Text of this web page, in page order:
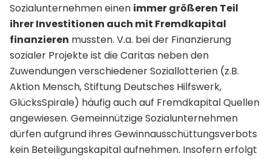
Sozialunternehmen einen immer größeren Teil
ihrer Investitionen auch mit Fremdkapital
finanzieren mussten. V.a. bei der Finanzierung
sozialer Projekte ist die Caritas neben den
Zuwendungen verschiedener Soziallotterien (z.B.
Aktion Mensch, Stiftung Deutsches Hilfswerk,
GlücksSpirale) häufig auch auf Fremdkapital Quellen
angewiesen. Gemeinnützige Sozialunternehmen
dürfen aufgrund ihres Gewinnausschüttungsverbots
kein Beteiligungskapital aufnehmen. Insofern erfolgt